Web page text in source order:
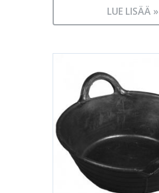
LUE LISÄÄ »